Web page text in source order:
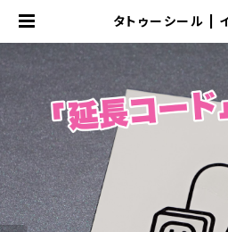
タトゥーシール |